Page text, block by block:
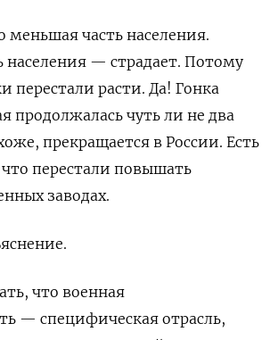
меньшая часть населения.
населения — страдает. Потому
перестали расти. Да! Гонка
продолжалась чуть ли не два
прекращается в России. Есть
перестали повышать
заводах.
что военная
— специфическая отрасль,